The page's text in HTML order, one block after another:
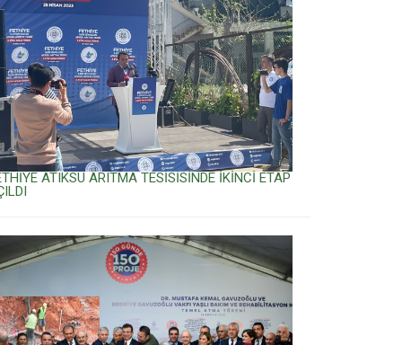
ATIKSU ARITMA TESİSİSİNDE İKİNCİ ETAP